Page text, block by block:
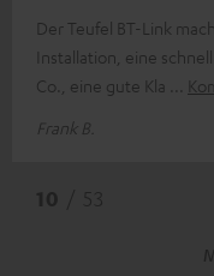
Der Teufel BT-Link
Installation, eine
Co., eine gute Kla
Frank B.